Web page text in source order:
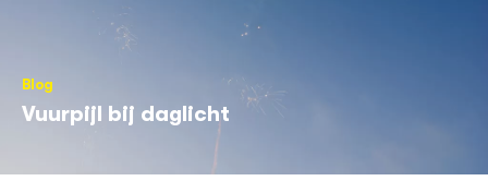
Blog
Vuurpijl bij daglicht